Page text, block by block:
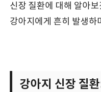
신장 질환에 대해 알아
강아지에게 흔히 발생
강아지 신장 질